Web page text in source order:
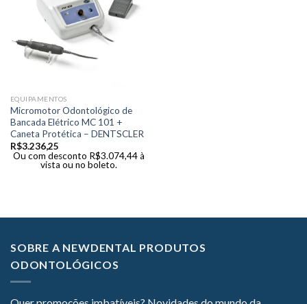
EQUIPAMENTOS
Micromotor Odontológico de
Bancada Elétrico MC 101 +
Caneta Protética – DENTSCLER
R$3.236,25
Ou com desconto R$3.074,44 à
vista ou no boleto.
SOBRE A NEWDENTAL PRODUTOS
ODONTOLÓGICOS